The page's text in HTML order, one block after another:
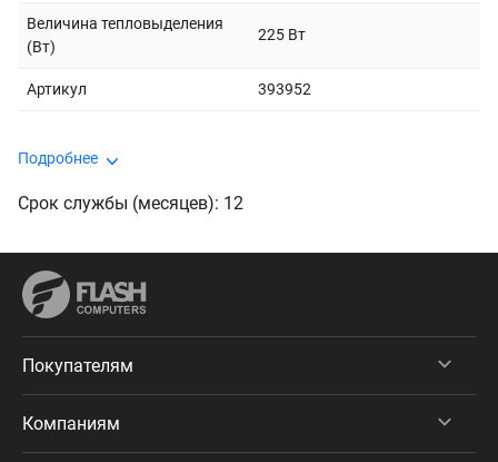
Величина тепловыделения
(Вт)
225 Вт
Артикул 393952
Подробнее
Срок службы (месяцев): 12
Покупателям
Компаниям